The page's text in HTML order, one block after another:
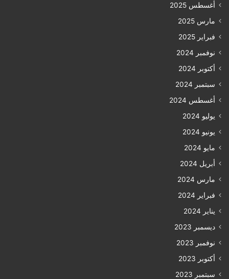
أغسطس 2025
مارس 2025
فبراير 2025
نوفمبر 2024
أكتوبر 2024
سبتمبر 2024
أغسطس 2024
يوليو 2024
يونيو 2024
مايو 2024
أبريل 2024
مارس 2024
فبراير 2024
يناير 2024
ديسمبر 2023
نوفمبر 2023
أكتوبر 2023
سبتمبر 2023